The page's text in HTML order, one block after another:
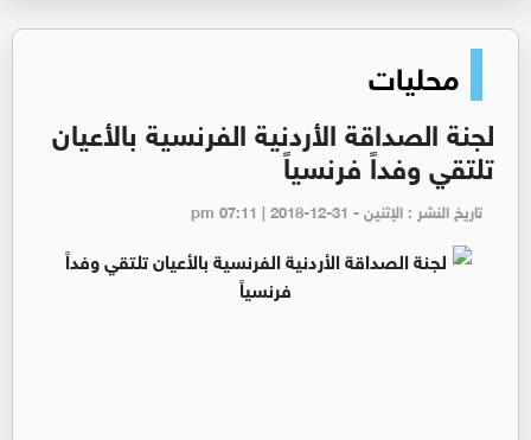
محليات
لجنة الصداقة الأردنية الفرنسية بالأعيان
تلتقي وفداً فرنسياً
تاريخ النشر : الإثنين - pm 07:11 | 2018-12-31